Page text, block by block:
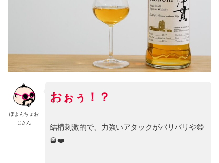
ぽよんちょお
じさん
おぉぅ！？
結構刺激的で、力強いアタックがバリバリや😋
🥃❤️